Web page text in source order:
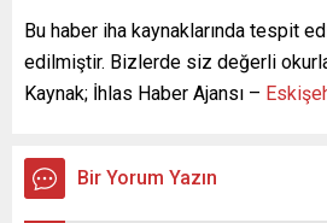
Bu haber iha kaynaklarında tespit
edilmiştir. Bizlerde siz değerli
Kaynak; İhlas Haber Ajansı –
Bir Yorum Yazın